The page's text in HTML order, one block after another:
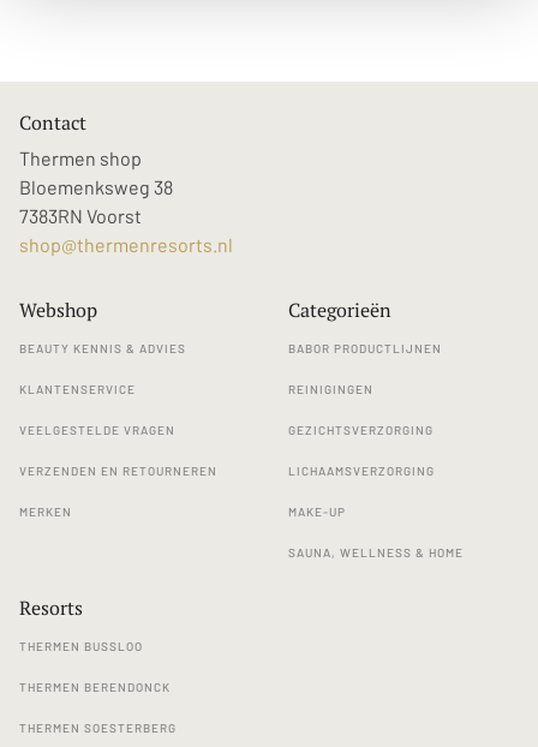
Contact
Thermen shop
Bloemenksweg 38
7383RN Voorst
shop@thermenresorts.nl
Webshop
BEAUTY KENNIS & ADVIES
KLANTENSERVICE
VEELGESTELDE VRAGEN
VERZENDEN EN RETOURNEREN
MERKEN
Categorieën
BABOR PRODUCTLIJNEN
REINIGINGEN
GEZICHTSVERZORGING
LICHAAMSVERZORGING
MAKE-UP
SAUNA, WELLNESS & HOME
Resorts
THERMEN BUSSLOO
THERMEN BERENDONCK
THERMEN SOESTERBERG